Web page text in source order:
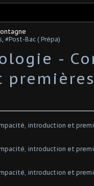
#Post-Bac ( Prépa)
-